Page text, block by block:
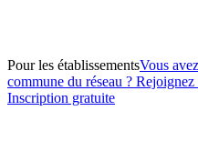
Pour les établissementsVous
commune du réseau ?
Inscription gratuite